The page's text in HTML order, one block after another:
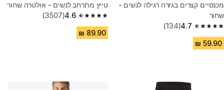
מכנסיים קצרים בגזרה רגילה לנשים -
שחור
4.7
4.7 out of 5 stars from 134 reviews
(134)
טייץ מתרחב לנשים - אולטרה שחור
4.6
4.6 out of 5 stars from 3507 reviews
(3507)